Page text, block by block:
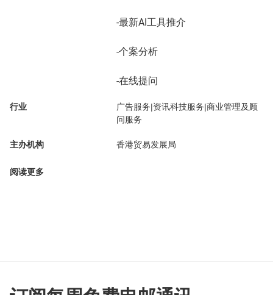
-最新AI工具推介
-个案分析
-在线提问
行业
广告服务|资讯科技服务|商业管理及顾
问服务
主办机构 香港贸易发展局
阅读更多